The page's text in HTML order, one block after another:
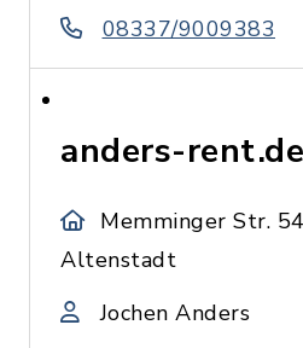
08337/9009383
anders-rent.de
Memminger Str.
Altenstadt
Jochen Anders